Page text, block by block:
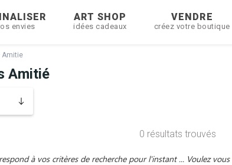
envies
ART SHOP
idées cadeaux
VENDRE
créez votre boutique
Amitie
Amitié
0 résultats trouvés
à vos critères de recherche pour l'instant ... Voulez vous